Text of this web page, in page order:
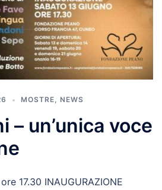
MOSTRE NEWS
– un’unica voce
17.30 INAUGURAZIONE